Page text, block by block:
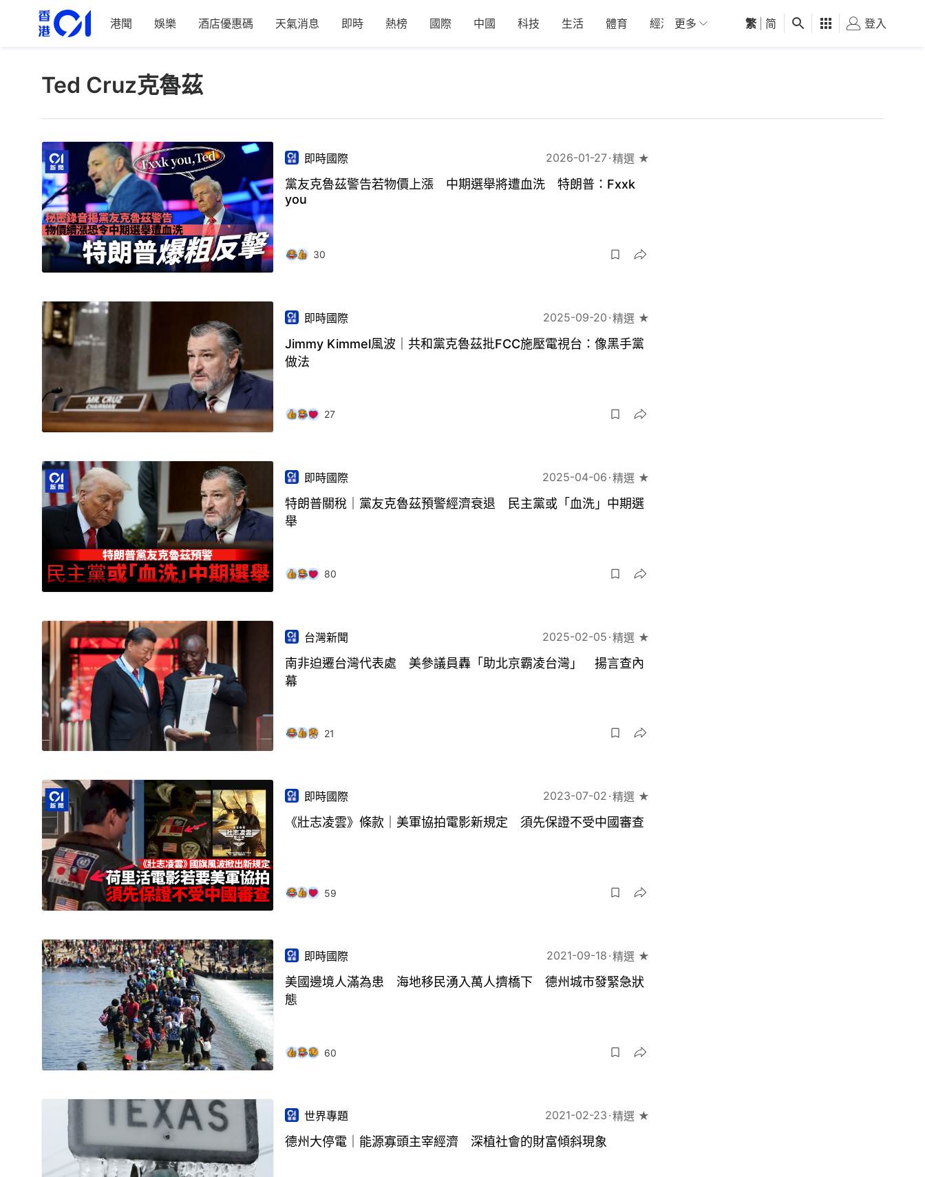
港聞 娛樂 酒店優惠碼 天氣消息 即時 熱榜 國際 中國 科技 生活 體育 經濟 01深圳 觀點 健康 好食玩飛
更多 繁 简 登入
Ted Cruz克魯茲
即時國際 2026-01-27 精選 ★
黨友克魯茲警告若物價上漲 中期選舉將遭血洗 特朗普：Fxxk
you
30
即時國際 2025-09-20 精選 ★
Jimmy Kimmel風波｜共和黨克魯茲批FCC施壓電視台：像黑手黨
做法
27
即時國際 2025-04-06 精選 ★
特朗普關稅｜黨友克魯茲預警經濟衰退 民主黨或「血洗」中期選
舉
80
台灣新聞 2025-02-05 精選 ★
南非迫遷台灣代表處 美參議員轟「助北京霸凌台灣」 揚言查內
幕
21
即時國際 2023-07-02 精選 ★
《壯志凌雲》條款｜美軍協拍電影新規定 須先保證不受中國審查
59
即時國際 2021-09-18 精選 ★
美國邊境人滿為患 海地移民湧入萬人擠橋下 德州城市發緊急狀
態
60
世界專題 2021-02-23 精選 ★
德州大停電｜能源寡頭主宰經濟 深植社會的財富傾斜現象